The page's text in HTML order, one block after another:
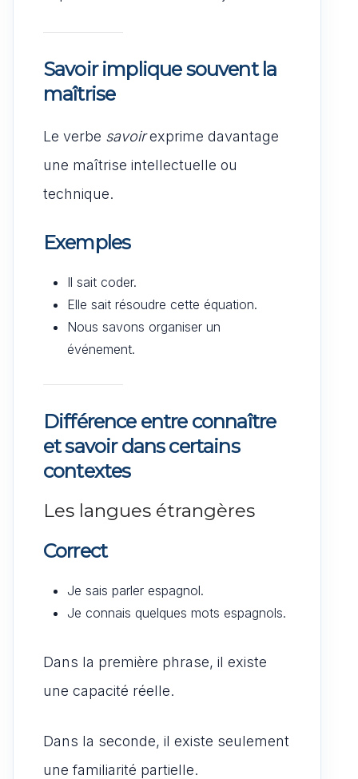
Savoir implique souvent la
maîtrise
Le verbe savoirexprime davantage
une maîtrise intellectuelle ou
technique.
Exemples
Il sait coder.
Elle sait résoudre cette équation.
Nous savons organiser un
événement.
Différence entre connaître
et savoir dans certains
contextes
Les langues étrangères
Correct
Je sais parler espagnol.
Je connais quelques mots espagnols.
Dans la première phrase, il existe
une capacité réelle.
Dans la seconde, il existe seulement
une familiarité partielle.